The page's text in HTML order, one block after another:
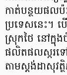
កាត់បន្ថយផល
ប្រទេសនេះ។ ប
ស្រុកថៃ នៅក្នុ
ផលិតផលស្ករទ
តាមស្តង់ដាសុ